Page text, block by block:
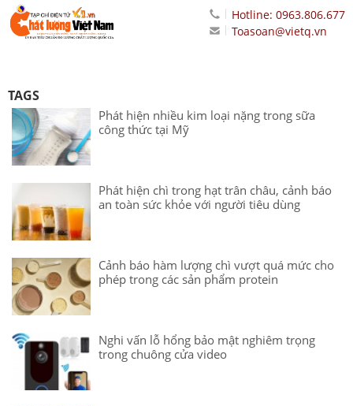
Hotline: 0963.806.677
Toasoan@vietq.vn
TAGS
Phát hiện nhiều kim loại nặng trong sữa
công thức tại Mỹ
Phát hiện chì trong hạt trân châu, cảnh báo
an toàn sức khỏe với người tiêu dùng
Cảnh báo hàm lượng chì vượt quá mức cho
phép trong các sản phẩm protein
Nghi vấn lỗ hổng bảo mật nghiêm trọng
trong chuông cửa video